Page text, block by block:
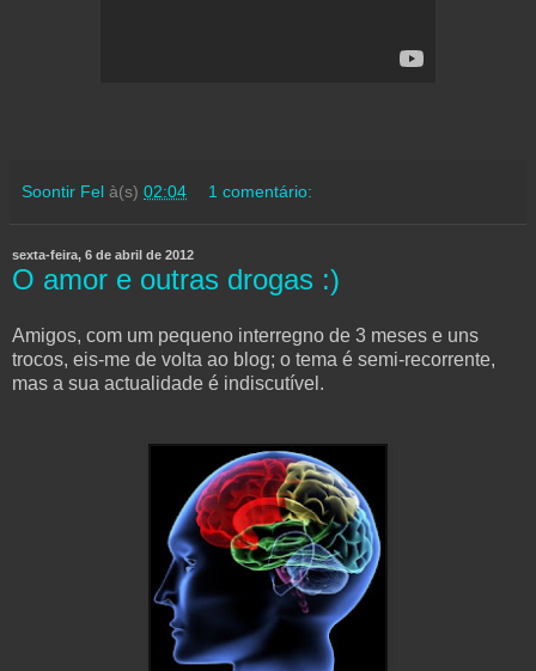
Soontir Fel à(s) 02:04 1 comentário:
sexta-feira, 6 de abril de 2012
O amor e outras drogas :)
Amigos, com um pequeno interregno de 3 meses e uns
trocos, eis-me de volta ao blog; o tema é semi-recorrente,
mas a sua actualidade é indiscutível.